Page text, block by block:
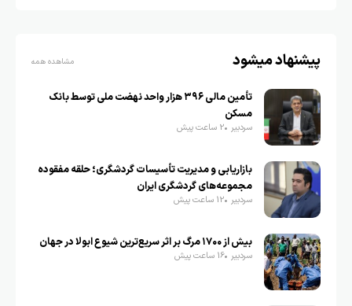
پیشنهاد میشود مشاهده همه
تأمین مالی ۳۹۶ هزار واحد نهضت ملی توسط بانک
مسکن
سردبیر 2 ساعت پیش
بازاریابی و مدیریت تأسیسات گردشگری؛ حلقه مفقوده
مجموعه‌های گردشگری ایران
سردبیر 12 ساعت پیش
بیش از ۱۷۰۰ مرگ بر اثر سریع‌ترین شیوع ابولا در جهان
سردبیر 16 ساعت پیش